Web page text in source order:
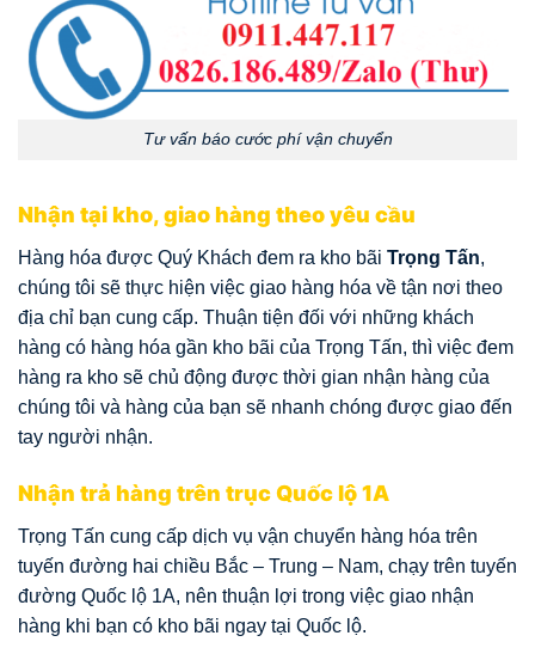
Tư vấn báo cước phí vận chuyển
Nhận tại kho, giao hàng theo yêu cầu
Hàng hóa được Quý Khách đem ra kho bãi Trọng Tấn,
chúng tôi sẽ thực hiện việc giao hàng hóa về tận nơi theo
địa chỉ bạn cung cấp. Thuận tiện đối với những khách
hàng có hàng hóa gần kho bãi của Trọng Tấn, thì việc đem
hàng ra kho sẽ chủ động được thời gian nhận hàng của
chúng tôi và hàng của bạn sẽ nhanh chóng được giao đến
tay người nhận.
Nhận trả hàng trên trục Quốc lộ 1A
Trọng Tấn cung cấp dịch vụ vận chuyển hàng hóa trên
tuyến đường hai chiều Bắc – Trung – Nam, chạy trên tuyến
đường Quốc lộ 1A, nên thuận lợi trong việc giao nhận
hàng khi bạn có kho bãi ngay tại Quốc lộ.